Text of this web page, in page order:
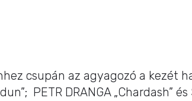
csupán az agyagozó a kezét
PETR DRANGA „Chardash”